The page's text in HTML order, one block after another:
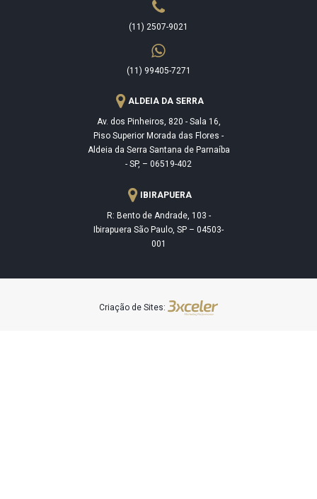
(11) 2507-9021
(11) 99405-7271
ALDEIA DA SERRA
Av. dos Pinheiros, 820 - Sala 16,
Piso Superior Morada das Flores -
Aldeia da Serra Santana de Parnaíba
- SP, – 06519-402
IBIRAPUERA
R: Bento de Andrade, 103 -
Ibirapuera São Paulo, SP – 04503-
001
Criação de Sites: